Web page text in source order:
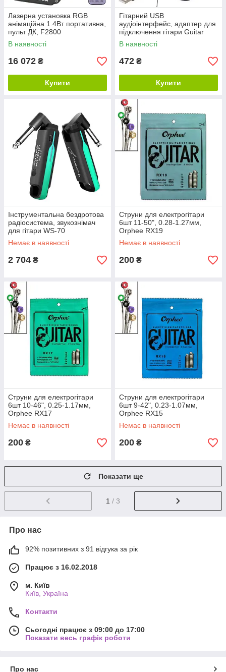
Лазерна установка RGB
анімаційна 1.4Вт портативна,
пульт ДК, F2800
В наявності
16 072 ₴
Купити
Гітарний USB
аудіоінтерфейс, адаптер для
підключення гітари Guitar
Link
В наявності
472 ₴
Купити
Інструментальна бездротова
радіосистема, звукознімач
для гітари WS-70
Немає в наявності
2 704 ₴
Струни для електрогітари
6шт 11-50", 0.28-1.27мм,
Orphee RX19
Немає в наявності
200 ₴
Струни для електрогітари
6шт 10-46", 0.25-1.17мм,
Orphee RX17
Немає в наявності
200 ₴
Струни для електрогітари
6шт 9-42", 0.23-1.07мм,
Orphee RX15
Немає в наявності
200 ₴
Показати ще
1 / 3
Про нас
92% позитивних з 91 відгука за рік
Працює з 16.02.2018
м. Київ
Київ, Україна
Контакти
Сьогодні працює з 09:00 до 17:00
Показати весь графік роботи
Про нас